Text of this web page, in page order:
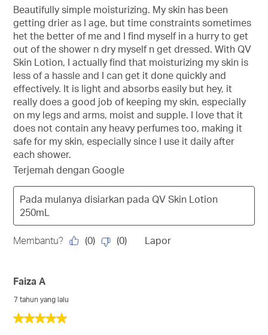
5
bintang.
Beautifully simple moisturizing. My skin has been
getting drier as I age, but time constraints sometimes
het the better of me and I find myself in a hurry to get
out of the shower n dry myself n get dressed. With QV
Skin Lotion, I actually find that moisturizing my skin is
less of a hassle and I can get it done quickly and
effectively. It is light and absorbs easily but hey, it
really does a good job of keeping my skin, especially
on my legs and arms, moist and supple. I love that it
does not contain any heavy perfumes too, making it
safe for my skin, especially since I use it daily after
each shower.
Terjemah dengan Google
Pada mulanya disiarkan pada QV Skin Lotion
250mL
Membantu? (0) (0) Lapor
5
Faiza A
7 tahun yang lalu